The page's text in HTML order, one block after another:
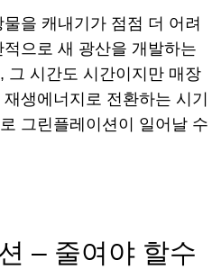
을 캐내기가 점점 더 어려
으로 새 광산을 개발하는
그 시간도 시간이지만 매장
생에너지로 전환하는 시기
그린플레이션이 일어날 수
– 줄여야 할수